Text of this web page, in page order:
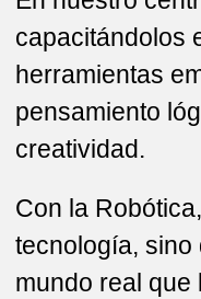
2022 BLOG
NUESTRO COLEGIO
2022 CELEBRACIÓN
2022 CHARLA DEL
capacitándolos
herramientas
pensamiento
creatividad.
Con la
tecnología, sino
mundo real